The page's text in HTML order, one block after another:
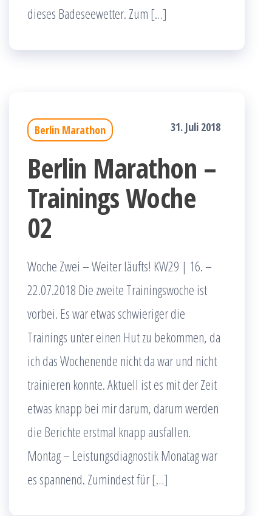
dieses Badeseewetter. Zum […]
Berlin Marathon 31. Juli 2018
Berlin Marathon –
Trainings Woche
02
Woche Zwei – Weiter läufts! KW29 | 16. –
22.07.2018 Die zweite Trainingswoche ist
vorbei. Es war etwas schwieriger die
Trainings unter einen Hut zu bekommen, da
ich das Wochenende nicht da war und nicht
trainieren konnte. Aktuell ist es mit der Zeit
etwas knapp bei mir darum, darum werden
die Berichte erstmal knapp ausfallen.
Montag – Leistungsdiagnostik Monatag war
es spannend. Zumindest für […]